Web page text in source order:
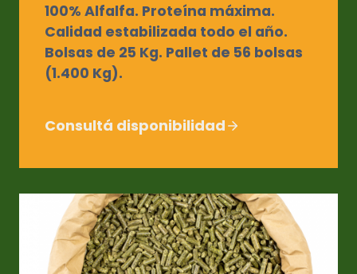
100% Alfalfa. Proteína máxima.
Calidad estabilizada todo el año.
Bolsas de 25 Kg. Pallet de 56 bolsas
(1.400 Kg).
Consultá disponibilidad